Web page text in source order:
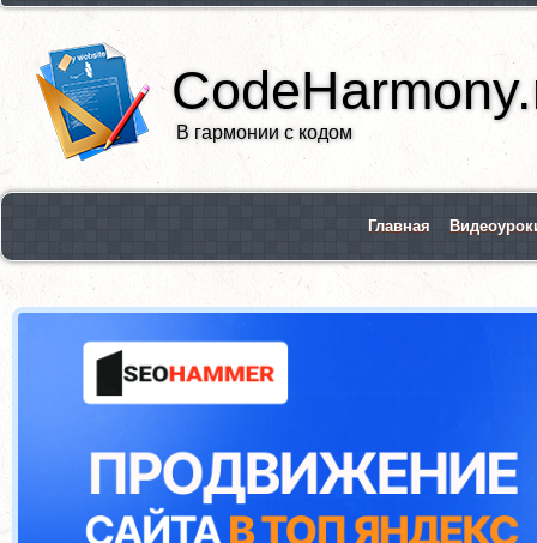
В гармонии с кодом
Главная